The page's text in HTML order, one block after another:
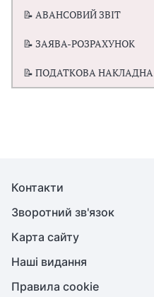
📝 АВАНСОВИЙ ЗВІТ
📝 ЗАЯВА-РОЗРАХУНОК
📝 ПОДАТКОВА НАКЛАДНА
Контакти
Зворотний зв'язок
Карта сайту
Наші видання
Правила cookie